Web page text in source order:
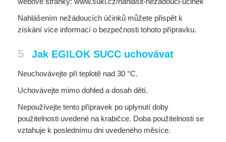
Nahlášením nežádoucích účinků můžete přispět k
získání více informací o bezpečnosti tohoto přípravku.
5 Jak EGILOK SUCC uchovávat
Neuchovávejte při teplotě nad 30 °C.
Uchovávejte mimo dohled a dosah dětí.
Nepoužívejte tento přípravek po uplynutí doby
použitelnosti uvedené na krabičce. Doba použitelnosti se
vztahuje k poslednímu dni uvedeného měsíce.